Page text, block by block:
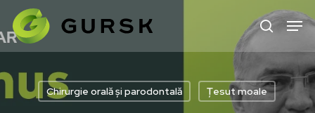
main
Chirurgie orală și parodontală Țesut moale